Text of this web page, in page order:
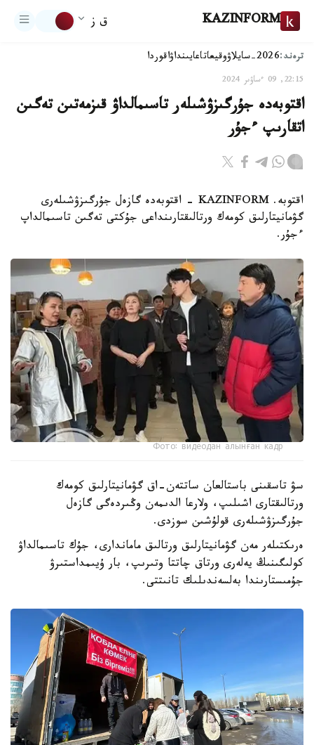
KAZINFORM ق ز
ترەند:2026-سايلاۋ وقيعاتاعايىنداۋاقوردا
22:15, 09 ءساۋىر 2024
اقتوبەدە جۇرگىزۋشىلەر تاسىمالداۋ قىزمەتىن تەگىن
اتقارىپ ءجۇر
اقتوبە. KAZINFORM - اقتوبەدە گازەل جۇرگىزۋشىلەرى
گۋمانيتارلىق كومەك ورتالىقتارىنداعى جۇكتى تەگىن تاسىمالداپ
ءجۇر.
Фото: видеодан алынған кадр
سۋ تاسقىنى باستالعان ساتتەن-اق گۋمانيتارلىق كومەك
ورتالىقتارى اشىلىپ، ولارعا الدىمەن وڭىردەگى گازەل
جۇرگىزۋشىلەرى قولۇشىن سوزدى.
ەرىكتىلەر مەن گۋمانيتارلىق ورتالىق ماماندارى، جۇك تاسىمالداۋ
كولىگىنىڭ يەلەرى ورتاق چاتتا وتىرىپ، بار ۇيىمداستىرۋ
جۇمىستارىندا بەلسەندىلىك تانىتتى.